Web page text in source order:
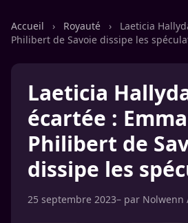
Accueil › Royauté ›
Laeticia
Philibert de Savoie dissipe les
Laeticia
écartée :
Philibert de
dissipe les
25 septembre 2023– par Nolwenn